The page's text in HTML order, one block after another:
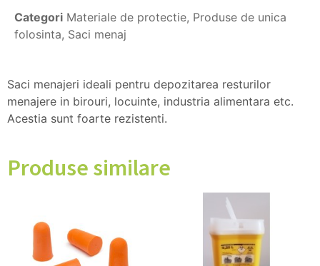
Categori Materiale de protectie, Produse de unica
folosinta, Saci menaj
Saci menajeri ideali pentru depozitarea resturilor
menajere in birouri, locuinte, industria alimentara etc.
Acestia sunt foarte rezistenti.
Produse similare